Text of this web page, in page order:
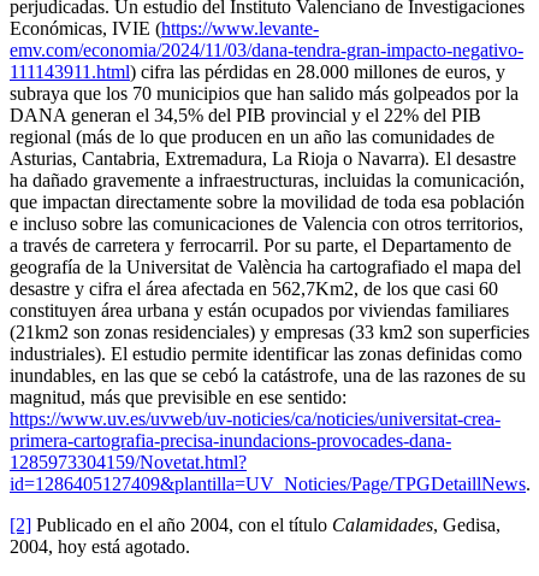
perjudicadas. Un estudio del Instituto Valenciano de Investigaciones
Económicas, IVIE (https://www.levante-
emv.com/economia/2024/11/03/dana-tendra-gran-impacto-negativo-
111143911.html) cifra las pérdidas en 28.000 millones de euros, y
subraya que los 70 municipios que han salido más golpeados por la
DANA generan el 34,5% del PIB provincial y el 22% del PIB
regional (más de lo que producen en un año las comunidades de
Asturias, Cantabria, Extremadura, La Rioja o Navarra). El desastre
ha dañado gravemente a infraestructuras, incluidas la comunicación,
que impactan directamente sobre la movilidad de toda esa población
e incluso sobre las comunicaciones de Valencia con otros territorios,
a través de carretera y ferrocarril. Por su parte, el Departamento de
geografía de la Universitat de València ha cartografiado el mapa del
desastre y cifra el área afectada en 562,7Km2, de los que casi 60
constituyen área urbana y están ocupados por viviendas familiares
(21km2 son zonas residenciales) y empresas (33 km2 son superficies
industriales). El estudio permite identificar las zonas definidas como
inundables, en las que se cebó la catástrofe, una de las razones de su
magnitud, más que previsible en ese sentido:
https://www.uv.es/uvweb/uv-noticies/ca/noticies/universitat-crea-
primera-cartografia-precisa-inundacions-provocades-dana-
1285973304159/Novetat.html?
id=1286405127409&plantilla=UV_Noticies/Page/TPGDetaillNews.
[2] Publicado en el año 2004, con el título Calamidades, Gedisa,
2004, hoy está agotado.